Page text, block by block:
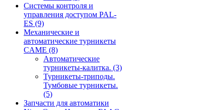
Системы контроля и
управления доступом PAL-
ES (9)
Механические и
автоматические турникеты
CAME (8)
Автоматические
турникеты-калитка. (3)
Турникеты-триподы.
Тумбовые турникеты.
(5)
Запчасти для автоматики